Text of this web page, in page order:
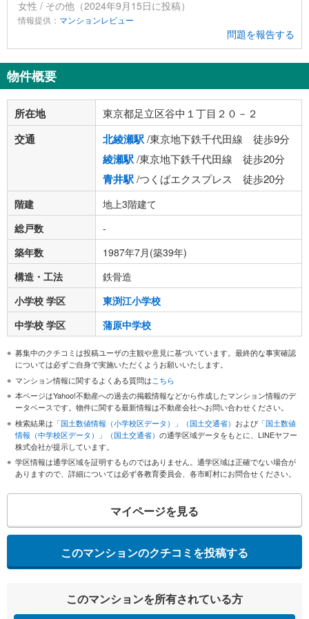
女性 / その他（2024年9月15日に投稿）
情報提供： マンションレビュー
問題を報告する
物件概要
所在地 東京都足立区谷中１丁目２０－２
交通 北綾瀬駅/東京地下鉄千代田線 徒歩9分
綾瀬駅/東京地下鉄千代田線 徒歩20分
青井駅/つくばエクスプレス 徒歩20分
階建
地上3階建て
総戸数
-
築年数
1987年7月(築39年)
構造・工法
鉄骨造
小学校 学区
東渕江小学校
中学校 学区
蒲原中学校
募集中のクチコミは投稿ユーザの主観や意見に基づいています。最終的な事実確認
については必ずご自身で実施いただくようお願いいたします。
マンション情報に関するよくある質問はこちら
本ページはYahoo!不動産への過去の掲載情報などから作成したマンション情報のデ
ータベースです。物件に関する最新情報は不動産会社へお問い合わせください。
検索結果は 「国土数値情報（小学校区データ）」（国土交通省） および 「国土数値
情報（中学校区データ）」（国土交通省） の通学区域データをもとに、LINEヤフー
株式会社が提示しています。
学区情報は通学区域を証明するものではありません。通学区域は正確でない場合が
ありますので、詳細については必ず各教育委員会、各市町村にお問合せください。
マイページを見る
このマンションのクチコミを投稿する
このマンションを所有されている方